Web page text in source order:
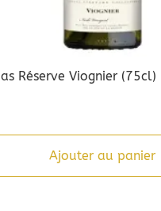
Réserve Viognier (75cl)
Ajouter au panier